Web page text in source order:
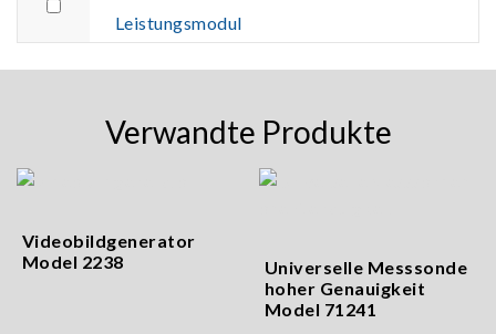
Leistungsmodul
Verwandte Produkte
Videobildgenerator
Model 2238
Universelle Messsonde
hoher Genauigkeit
Model 71241